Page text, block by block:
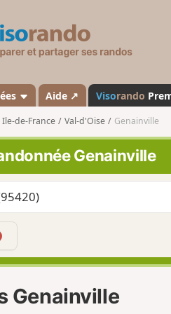
s
a
n
d
o
Aide ↗ Visorando
Ile-de-France Val-d'Oise Genainville
Genainville
Genainville